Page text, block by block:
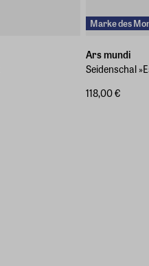
Marke des
Ars mundi
Seidenschal
118,00 €